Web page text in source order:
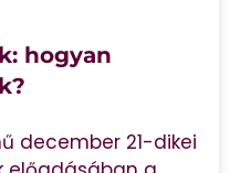
hogyan
december 21-dikei